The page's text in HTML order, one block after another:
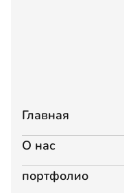
Главная
О нас
портфолио